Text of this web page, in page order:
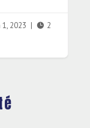
1, 2023 |  2